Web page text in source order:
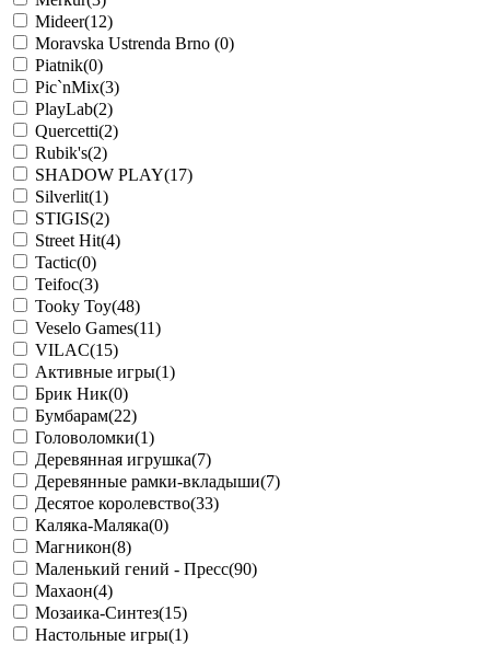
Mideer(12)
Moravska Ustrenda Brno (0)
Piatnik(0)
Pic`nMix(3)
PlayLab(2)
Quercetti(2)
Rubik's(2)
SHADOW PLAY(17)
Silverlit(1)
STIGIS(2)
Street Hit(4)
Tactic(0)
Teifoc(3)
Tooky Toy(48)
Veselo Games(11)
VILAC(15)
Активные игры(1)
Брик Ник(0)
Бумбарам(22)
Головоломки(1)
Деревянная игрушка(7)
Деревянные рамки-вкладыши(7)
Десятое королевство(33)
Каляка-Маляка(0)
Магникон(8)
Маленький гений - Пресс(90)
Махаон(4)
Мозаика-Синтез(15)
Настольные игры(1)